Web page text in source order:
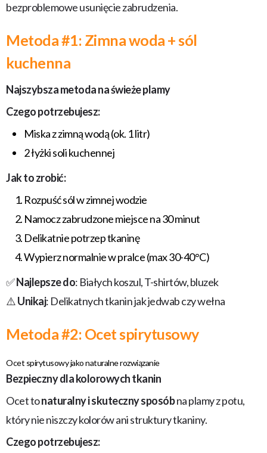
bezproblemowe usunięcie zabrudzenia.
Metoda #1: Zimna woda + sól
kuchenna
Najszybsza metoda na świeże plamy
Czego potrzebujesz:
Miska z zimną wodą (ok. 1 litr)
2 łyżki soli kuchennej
Jak to zrobić:
Rozpuść sól w zimnej wodzie
Namocz zabrudzone miejsce na 30 minut
Delikatnie potrzep tkaninę
Wypierz normalnie w pralce (max 30-40°C)
✅Najlepsze do: Białych koszul, T-shirtów, bluzek
⚠️Unikaj: Delikatnych tkanin jak jedwab czy wełna
Metoda #2: Ocet spirytusowy
Ocet spirytusowy jako naturalne rozwiązanie
Bezpieczny dla kolorowych tkanin
Ocet tonaturalny i skuteczny sposóbna plamy z potu,
który nie niszczy kolorów ani struktury tkaniny.
Czego potrzebujesz: